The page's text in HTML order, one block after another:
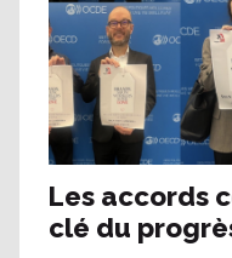
Les accords
clé du